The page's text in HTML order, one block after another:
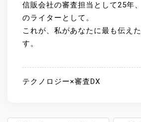
信販会社の審査担当として25年
のライターとして。
これが、私があなたに最も伝え
す。
テクノロジー×審査DX